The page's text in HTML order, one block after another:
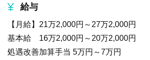
給与
【月給】21万2,000円～27万2,000円
基本給 16万2,000円～20万2,000円
処遇改善加算手当 5万円～7万円